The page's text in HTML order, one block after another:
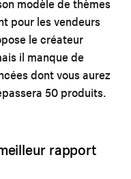
modèle de thèmes
pour les vendeurs
le créateur
il manque de
dont vous aurez
50 produits.
rapport